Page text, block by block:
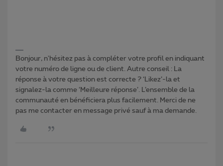
Bonjour, n'hésitez pas à compléter votre profil en indiquant
votre numéro de ligne ou de client. Autre conseil : La
réponse à votre question est correcte ? ‘Likez’-la et
signalez-la comme ‘Meilleure réponse’. L’ensemble de la
communauté en bénéficiera plus facilement. Merci de ne
pas me contacter en message privé sauf à ma demande.